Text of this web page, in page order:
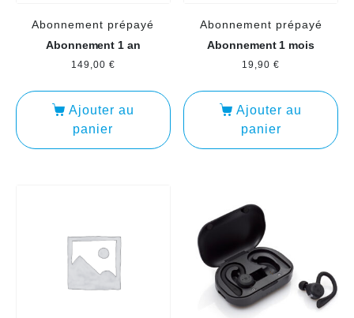
Abonnement prépayé
Abonnement 1 an
149,00 €
Ajouter au
panier
Abonnement prépayé
Abonnement 1 mois
19,90€
Ajouter au
panier